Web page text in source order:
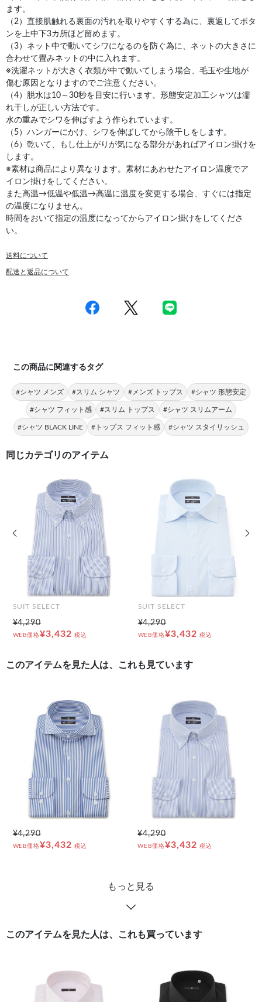
ます。
（2）直接肌触れる裏面の汚れを取りやすくする為に、裏返してボタ
ンを上中下3カ所ほど留めます。
（3）ネット中で動いてシワになるのを防ぐ為に、ネットの大きさに
合わせて畳みネットの中に入れます。
※洗濯ネットが大きく衣類が中で動いてしまう場合、毛玉や生地が
傷む原因となりますのでご注意ください。
（4）脱水は10～30秒を目安に行います。形態安定加工シャツは濡
れ干しが正しい方法です。
水の重みでシワを伸ばすよう作られています。
（5）ハンガーにかけ、シワを伸ばしてから陰干しをします。
（6）乾いて、もし仕上がりが気になる部分があればアイロン掛けを
します。
※素材は商品により異なります。素材にあわせたアイロン温度でア
イロン掛けをしてください。
また高温→低温や低温→高温に温度を変更する場合、すぐには指定
の温度になりません。
時間をおいて指定の温度になってからアイロン掛けをしてくださ
い。
送料について
配送と返品について
この商品に関連するタグ
#シャツ メンズ #スリム シャツ #メンズ トップス #シャツ 形態安定
#シャツ フィット感 #スリム トップス #シャツ スリムアーム
#シャツ BLACK LINE #トップス フィット感 #シャツ スタイリッシュ
同じカテゴリのアイテム
SUIT SELECT
¥4,290
WEB価格¥3,432 税込
SUIT SELECT
¥4,290
WEB価格¥3,432 税込
前の画像
このアイテムを見た人は、これも見ています
¥4,290
WEB価格¥3,432 税込
¥4,290
WEB価格¥3,432 税込
もっと見る
このアイテムを見た人は、これも買っています